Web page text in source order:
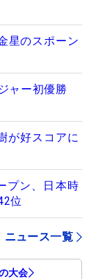
星のスポーン
ャー初優勝
が好スコアに
プン、日本時
位
ニュース一覧
大会